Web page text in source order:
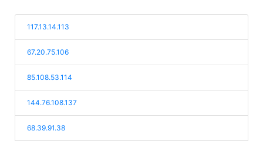
117.13.14.113
67.20.75.106
85.108.53.114
144.76.108.137
68.39.91.38